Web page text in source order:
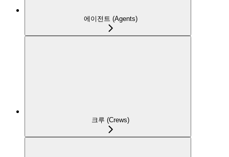
에이전트 (Agents)
크루 (Crews)